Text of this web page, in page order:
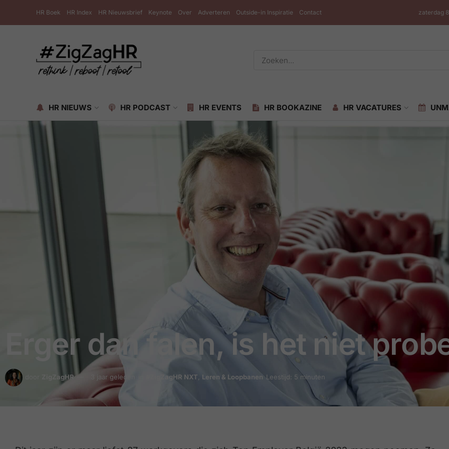
HR Boek HR Index HR Nieuwsbrief Keynote Over Adverteren Outside-in Inspiratie Contact zaterdag
HR NIEUWS HR PODCAST HR EVENTS HR BOOKAZINE HR VACATURES
Erger dan falen, is het niet
ZigZagHR 3 jaar geleden #ZigZagHR NXT Leren & Loopbanen Leestijd: 5 minuten